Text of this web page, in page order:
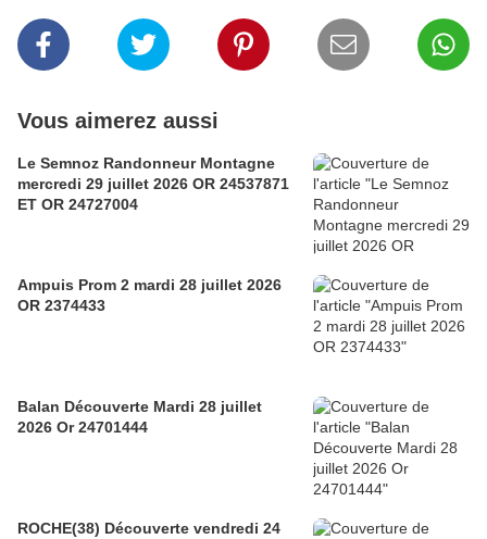
Vous aimerez aussi
Le Semnoz Randonneur Montagne
mercredi 29 juillet 2026 OR 24537871
ET OR 24727004
Ampuis Prom 2 mardi 28 juillet 2026
OR 2374433
Balan Découverte Mardi 28 juillet
2026 Or 24701444
ROCHE(38) Découverte vendredi 24